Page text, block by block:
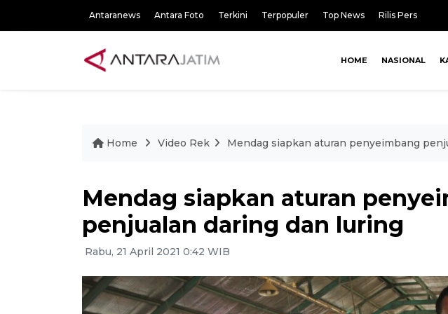
Antaranews Antara Foto Terkini Terpopuler Top News Rilis Pers
HOME NASIONAL
Home Video Rek Mendag siapkan aturan penyeimbang
Mendag siapkan aturan
penjualan daring dan luring
Rabu, 21 April 2021 0:42 WIB